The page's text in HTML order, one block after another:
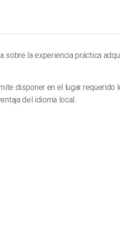
sobre la experiencia práctica
disponer en el lugar requerido
del idioma local.